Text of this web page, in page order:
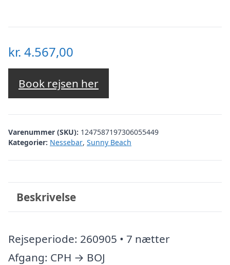
kr. 4.567,00
Book rejsen her
Varenummer (SKU): 1247587197306055449
Kategorier: Nessebar, Sunny Beach
Beskrivelse
Rejseperiode: 260905 • 7 nætter
Afgang: CPH → BOJ